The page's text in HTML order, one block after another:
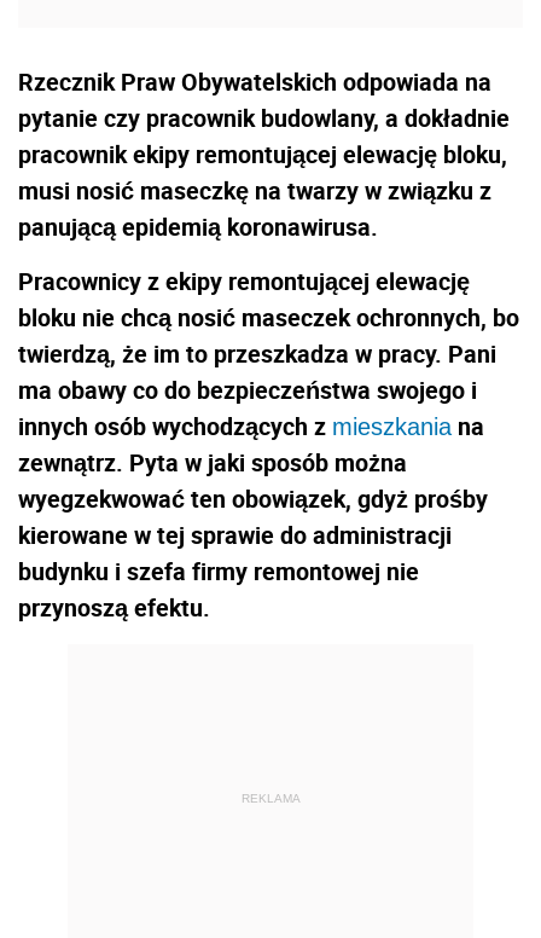
Rzecznik Praw Obywatelskich odpowiada na
pytanie czy pracownik budowlany, a dokładnie
pracownik ekipy remontującej elewację bloku,
musi nosić maseczkę na twarzy w związku z
panującą epidemią koronawirusa.
Pracownicy z ekipy remontującej elewację
bloku nie chcą nosić maseczek ochronnych, bo
twierdzą, że im to przeszkadza w pracy. Pani
ma obawy co do bezpieczeństwa swojego i
innych osób wychodzących z mieszkaniana
zewnątrz. Pyta w jaki sposób można
wyegzekwować ten obowiązek, gdyż prośby
kierowane w tej sprawie do administracji
budynku i szefa firmy remontowej nie
przynoszą efektu.
REKLAMA